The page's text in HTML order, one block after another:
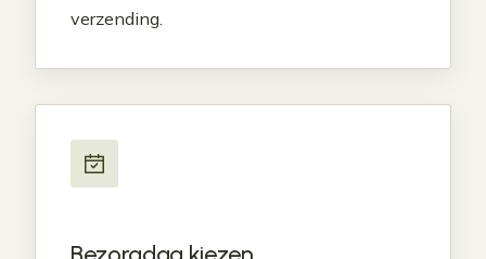
verzending.